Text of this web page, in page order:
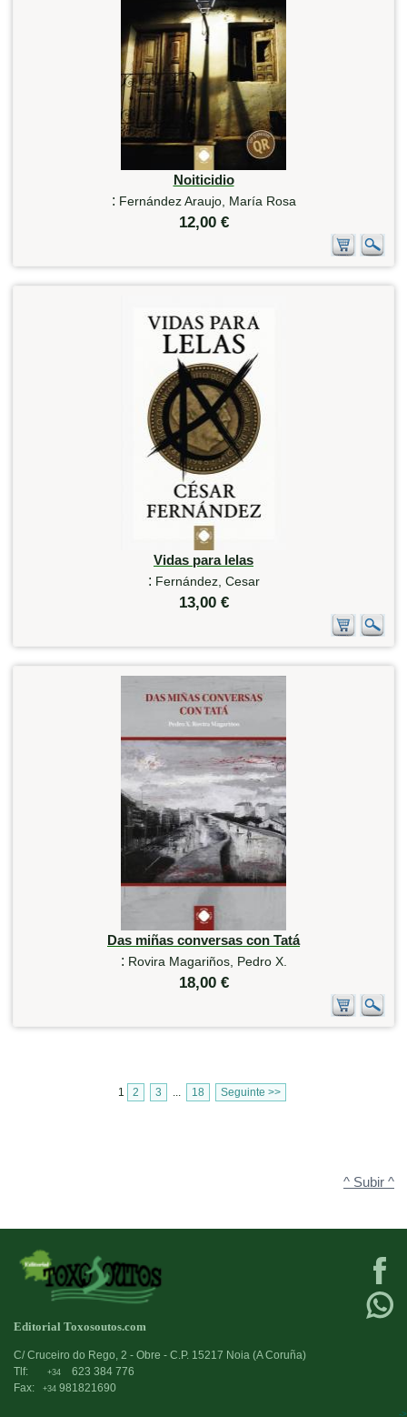
Noiticidio
: Fernández Araujo, María Rosa
12,00 €
Vidas para lelas
: Fernández, Cesar
13,00 €
Das miñas conversas con Tatá
: Rovira Magariños, Pedro X.
18,00 €
1 2 3 18 Seguinte >>
^ Subir ^
Editorial Toxosoutos.com
C/ Cruceiro do Rego, 2 - Obre - C.P. 15217 Noia (A Coruña)
Tlf:
+34
623 384 776
Fax:
+34 981821690
->